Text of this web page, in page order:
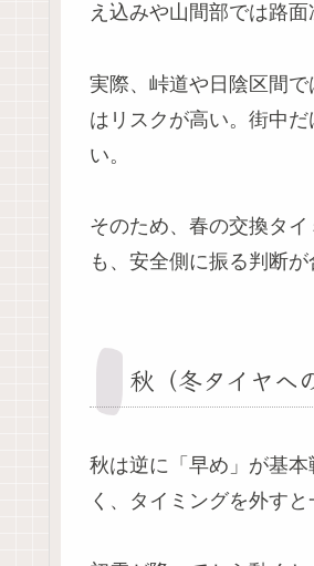
え込みや山間部では路面
実際、峠道や日陰区間
はリスクが高い。街中
い。
そのため、春の交換タ
も、安全側に振る判断が
秋（冬タイヤへ
秋は逆に「早め」が基
く、タイミングを外すと